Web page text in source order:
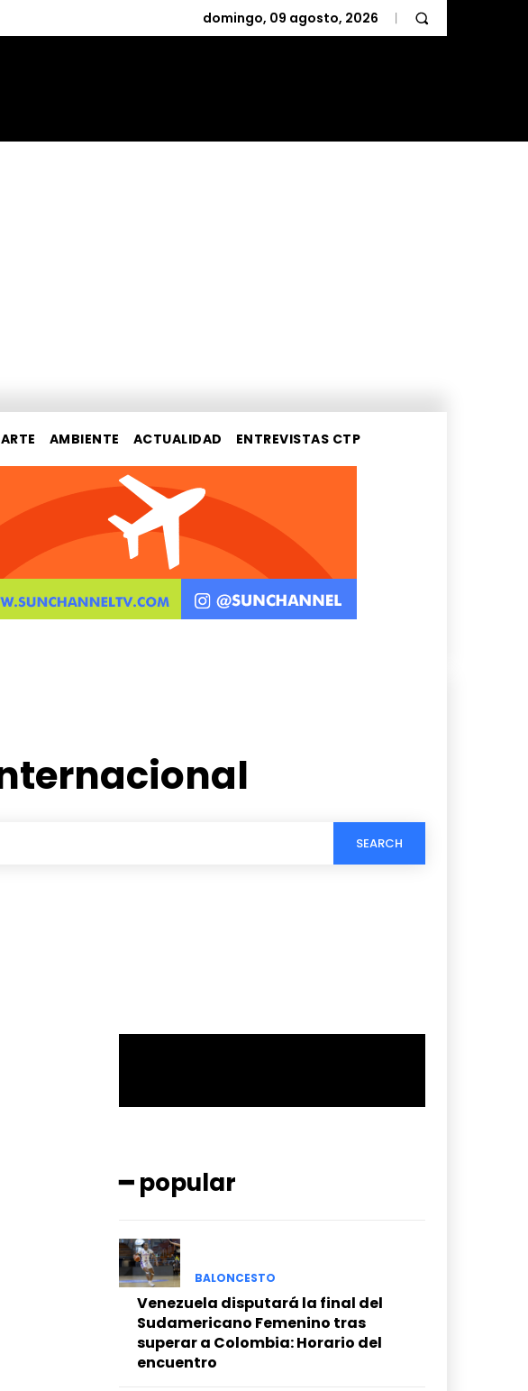
domingo, 09 agosto, 2026
ARTE AMBIENTE ACTUALIDAD ENTREVISTAS CTP
SEARCH
━ popular
BALONCESTO
Venezuela disputará la final del
Sudamericano Femenino tras
superar a Colombia: Horario del
encuentro